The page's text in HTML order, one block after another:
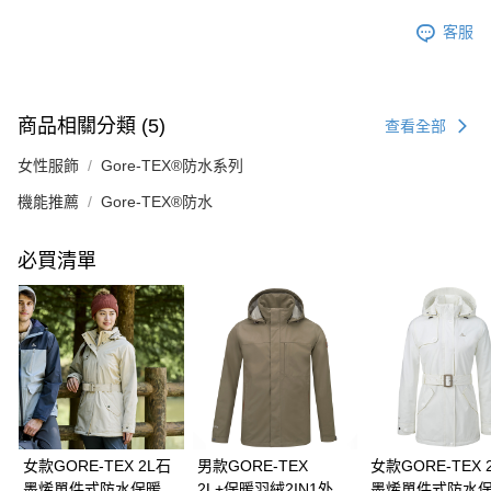
客服
商品相關分類 (5) 查看全部
女性服飾 Gore-TEX®防水系列
機能推薦 Gore-TEX®防水
必買清單
女款GORE-TEX 2L石
男款GORE-TEX
女款GORE-TEX